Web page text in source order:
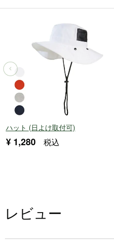
ハット (日よけ取付可)
¥ 1,280 税込
レビュー